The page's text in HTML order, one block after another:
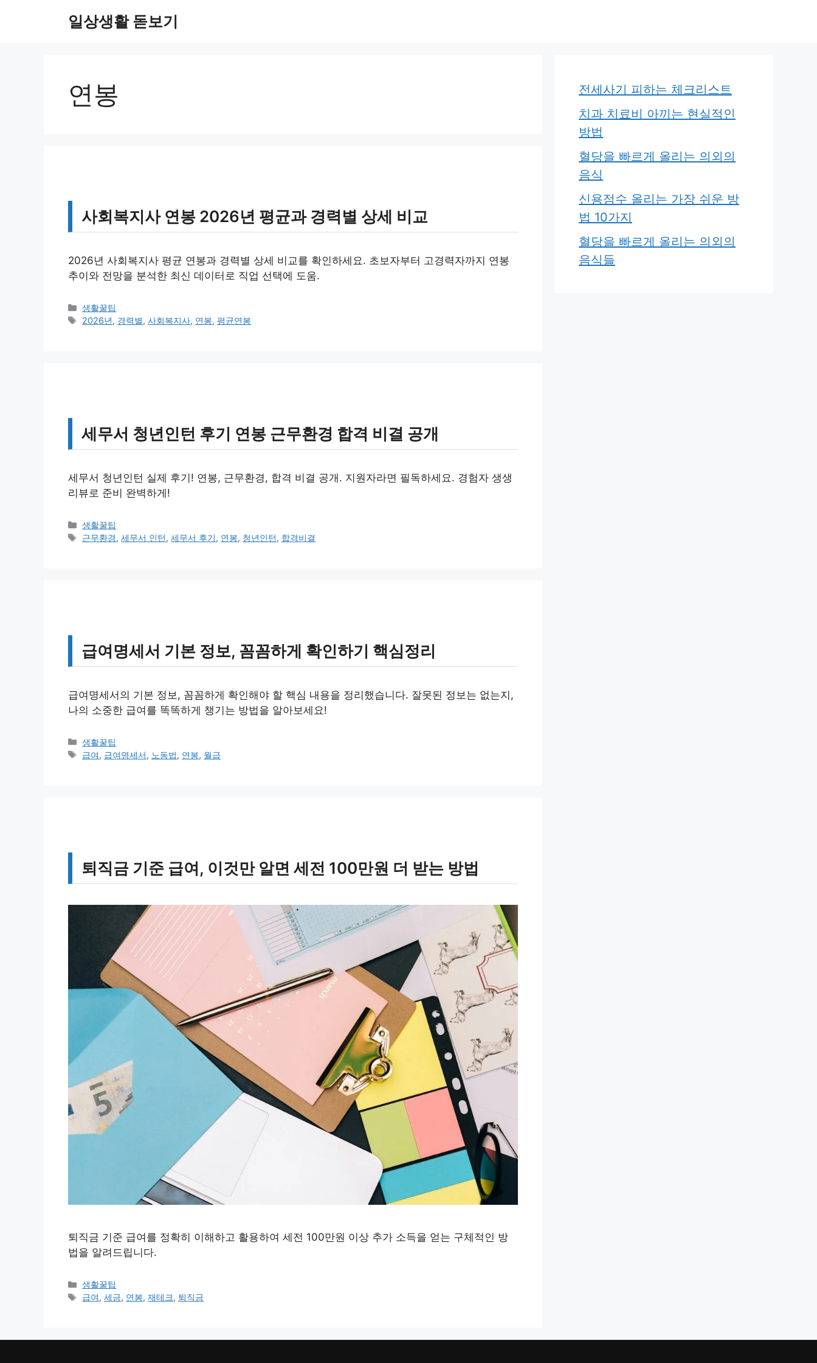
일상생활 돋보기
연봉
사회복지사 연봉 2026년 평균과 경력별 상세 비교
2026년 사회복지사 평균 연봉과 경력별 상세 비교를 확인하세요. 초보자부터 고경력자까지 연봉
추이와 전망을 분석한 최신 데이터로 직업 선택에 도움.
카
테
생활꿀팁
태
2026년, 경력별,사회복지사, 연봉,평균연봉
세무서 청년인턴 후기 연봉 근무환경 합격 비결 공개
세무서 청년인턴 실제 후기! 연봉, 근무환경, 합격 비결 공개. 지원자라면 필독하세요. 경험자 생생
리뷰로 준비 완벽하게!
카
테
생활꿀팁
태
근무환경,세무서 인턴,세무서 후기, 연봉, 청년인턴, 합격비결
급여명세서 기본 정보, 꼼꼼하게 확인하기 핵심정리
급여명세서의 기본 정보, 꼼꼼하게 확인해야 할 핵심 내용을 정리했습니다. 잘못된 정보는 없는지,
나의 소중한 급여를 똑똑하게 챙기는 방법을 알아보세요!
카
테
생활꿀팁
태
급여, 급여명세서, 노동법, 연봉, 월급
퇴직금 기준 급여, 이것만 알면 세전 100만원 더 받는 방법
퇴직금 기준 급여를 정확히 이해하고 활용하여 세전 100만원 이상 추가 소득을 얻는 구체적인 방
법을 알려드립니다.
카
테
생활꿀팁
태
급여,세금, 연봉,재테크, 퇴직금
전세사기 피하는 체크리스트
치과 치료비 아끼는 현실적인
방법
혈당을 빠르게 올리는 의외의
음식
신용점수 올리는 가장 쉬운 방
법 10가지
혈당을 빠르게 올리는 의외의
음식들